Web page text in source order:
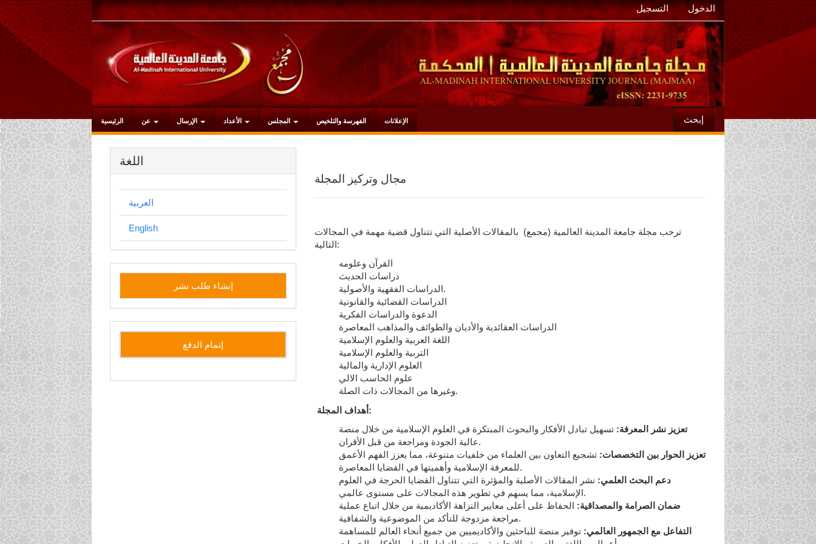
التنقل
الرئيسي
المحتوى
الرئيسي
الشريط
الجانبي
التسجيل الدخول
الرئيسية عن الأعداد الفهرسة والتلخيص الإعلانات إبحث
مجال وتركيز المجلة
ترحب مجلة جامعة المدينة العالمية (مجمع) بالمقالات الأصلية التي تتناول قضية مهمة في المجالات
التالية:
القرآن وعلومه
دراسات الحديث
الدراسات الفقهية والأصولية.
الدراسات القضائية والقانونية
الدعوة والدراسات الفكرية
الدراسات العقائدية والأديان والطوائف والمذاهب المعاصرة
اللغة العربية والعلوم الإسلامية
التربية والعلوم الإسلامية
العلوم الإدارية والمالية
وغيرها من المجالات ذات الصلة.
أهداف المجلة:
تعزيز نشر المعرفة: تسهيل تبادل الأفكار والبحوث المبتكرة في العلوم الإسلامية من خلال منصة
عالية الجودة ومراجعة من قبل الأقران.
تعزيز الحوار بين التخصصات: تشجيع التعاون بين العلماء من خلفيات متنوعة، مما يعزز الفهم الأعمق
للمعرفة الإسلامية وأهميتها في القضايا المعاصرة.
دعم البحث العلمي: نشر المقالات الأصلية والمؤثرة التي تتناول القضايا الحرجة في العلوم
الإسلامية، مما يسهم في تطوير هذه المجالات على مستوى عالمي.
ضمان الصرامة والمصداقية: الحفاظ على أعلى معايير النزاهة الأكاديمية من خلال اتباع عملية
مراجعة مزدوجة للتأكد من الموضوعية والشفافية.
التفاعل مع الجمهور العالمي: توفير منصة للباحثين والأكاديميين من جميع أنحاء العالم للمساهمة
اللغة
العربية
English
إنشاء
طلب
نشر
إنشاء طلب نشر
side
إتمام الدفع